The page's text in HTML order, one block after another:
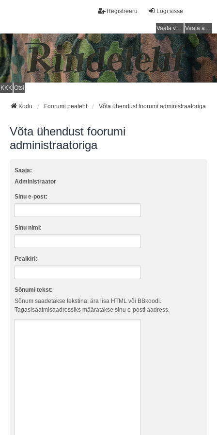
Logi sisse
Registreeru
Vaata vastamata teemasi Vaata aktiivseid teemasid
KKK Otsi
Kodu Foorumi pealeht Võta ühendust foorumi administraatoriga
Võta ühendust foorumi
administraatoriga
Saaja:
Administraator
Sinu e-post:
Sinu nimi:
Pealkiri:
Sõnumi tekst:
Sõnum saadetakse tekstina, ära lisa HTML või BBkoodi.
Tagasisaatmisaadressiks määratakse sinu e-posti aadress.